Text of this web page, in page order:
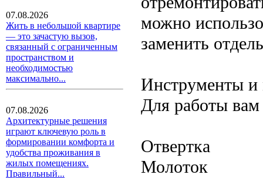
07.08.2026
Жить в небольшой квартире
— это зачастую вызов,
связанный с ограниченным
пространством и
необходимостью
максимально...
07.08.2026
Архитектурные решения
играют ключевую роль в
формировании комфорта и
удобства проживания в
жилых помещениях.
Правильный...
можно
заменить
Инструменты и
Для работы
Отвертка
Молоток